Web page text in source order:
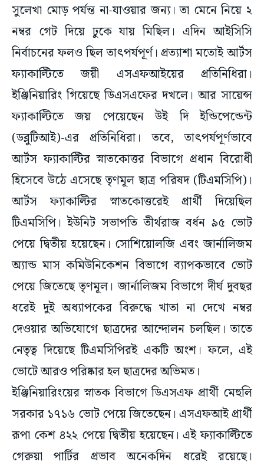
সুলেখা মোড় পর্যন্ত না-যাওয়ার জন্য। তা মেনে নিয়ে ২
নম্বর গেট দিয়ে ঢুকে যায় মিছিল। এদিন আইসিসি
নির্বাচনের ফলও ছিল তাৎপর্যপূর্ণ। প্রত্যাশা মতোই আর্টস
ফ্যাকাল্টিতে জয়ী এসএফআইয়ের প্রতিনিধিরা।
ইঞ্জিনিয়ারিং গিয়েছে ডিএসএফের দখলে। আর সায়েন্স
ফ্যাকাল্টিতে জয় পেয়েছেন উই দি ইন্ডিপেন্ডেন্ট
(ডব্লুটিআই)-এর প্রতিনিধিরা। তবে, তাৎপর্যপূর্ণভাবে
আর্টস ফ্যাকাল্টির স্নাতকোত্তর বিভাগে প্রধান বিরোধী
হিসেবে উঠে এসেছে তৃণমূল ছাত্র পরিষদ (টিএমসিপি)।
আর্টস ফ্যাকাল্টির স্নাতকোত্তরেই প্রার্থী দিয়েছিল
টিএমসিপি। ইউনিট সভাপতি তীর্থরাজ বর্ধন ৯৫ ভোট
পেয়ে দ্বিতীয় হয়েছেন। সোশিয়োলজি এবং জার্নালিজম
অ্যান্ড মাস কমিউনিকেশন বিভাগে ব্যাপকভাবে ভোট
পেয়ে জিতেছে তৃণমূল। জার্নালিজম বিভাগে দীর্ঘ দুবছর
ধরেই দুই অধ্যাপকের বিরুদ্ধে খাতা না দেখে নম্বর
দেওয়ার অভিযোগে ছাত্রদের আন্দোলন চলছিল। তাতে
নেতৃত্ব দিয়েছে টিএমসিপিরই একটি অংশ। ফলে, এই
ভোটে আরও পরিষ্কার হল ছাত্রদের অভিমত।
ইঞ্জিনিয়ারিংয়ের স্নাতক বিভাগে ডিএসএফ প্রার্থী মেহুলি
সরকার ১৭১৬ ভোট পেয়ে জিতেছেন। এসএফআই প্রার্থী
রূপা কেশ ৪২২ পেয়ে দ্বিতীয় হয়েছেন। এই ফ্যাকাল্টিতে
গেরুয়া পার্টির প্রভাব অনেকদিন ধরেই রয়েছে।